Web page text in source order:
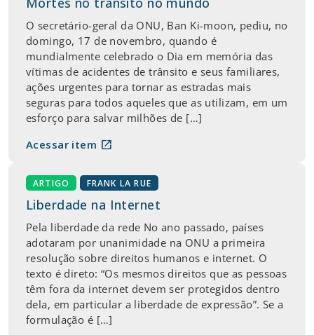
O secretário-geral da ONU, Ban Ki-moon, pediu, no
domingo, 17 de novembro, quando é
mundialmente celebrado o Dia em memória das
vítimas de acidentes de trânsito e seus familiares,
ações urgentes para tornar as estradas mais
seguras para todos aqueles que as utilizam, em um
esforço para salvar milhões de […]
Acessar item open_in_new
ARTIGO FRANK LA RUE
Liberdade na Internet
Pela liberdade da rede No ano passado, países
adotaram por unanimidade na ONU a primeira
resolução sobre direitos humanos e internet. O
texto é direto: “Os mesmos direitos que as pessoas
têm fora da internet devem ser protegidos dentro
dela, em particular a liberdade de expressão”. Se a
formulação é […]